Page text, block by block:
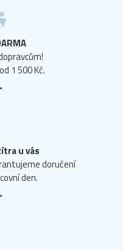
1 500 Kč.
u vás
doručení
den.